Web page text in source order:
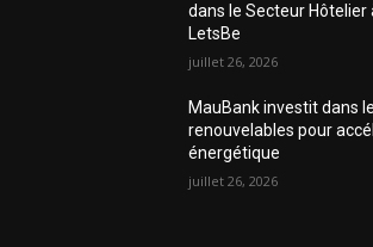
dans le Secteur Hôtelier
LetsBe
juillet 26, 2026
MauBank investit dans
renouvelables pour
énergétique
juillet 26, 2026